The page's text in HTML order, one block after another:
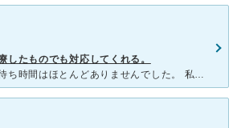
したものでも対応してくれる。
完全予約制なので、待ち時間はほとんどありませんでした。 私の祖母の紹介でここの診察を受けました。 少し商店街を抜けたとこにありますので、分かりにくいかもしれません。 受け付けも綺麗ですし